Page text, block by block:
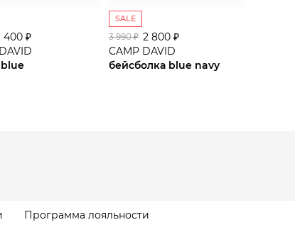
400 ₽
SALE
3 990 ₽ 2 800 ₽
CAMP DAVID
бейсболка blue navy
Программа лояльности